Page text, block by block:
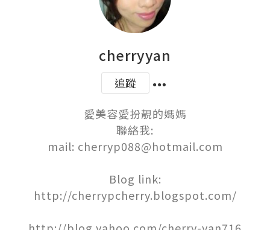
cherryyan
追蹤
愛美容愛扮靚的媽媽
聯絡我:
mail: cherryp088@hotmail.com
Blog link:
http://cherrypcherry.blogspot.com/